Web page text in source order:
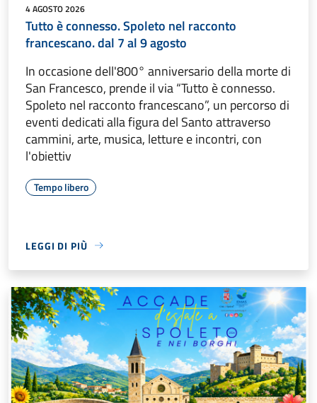
4 AGOSTO 2026
Tutto è connesso. Spoleto nel racconto
francescano. dal 7 al 9 agosto
In occasione dell'800° anniversario della morte di
San Francesco, prende il via “Tutto è connesso.
Spoleto nel racconto francescano”, un percorso di
eventi dedicati alla figura del Santo attraverso
cammini, arte, musica, letture e incontri, con
l'obiettiv
Tempo libero
LEGGI DI PIÙ